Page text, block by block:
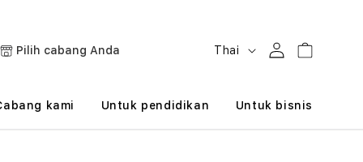
Pilih cabang Anda
B
h
Thai MasukKeranjang
kami Untuk pendidikan Untuk bisnis